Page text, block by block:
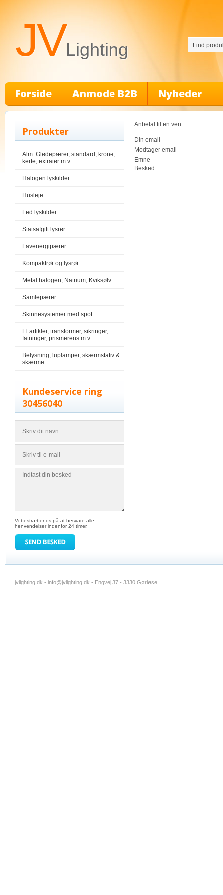
JVLighting
Forside Anmode B2B Nyheder
Produkter
Alm. Glødepærer, standard, krone,
kerte, extraiør m.v.
Halogen lyskilder
Husleje
Led lyskilder
Statsafgift lysrør
Lavenergipærer
Kompaktrør og lysrør
Metal halogen, Natrium, Kviksølv
Samlepærer
Skinnesystemer med spot
El artikler, transformer, sikringer,
fatninger, prismerens m.v
Belysning, luplamper, skærmstativ &
skærme
Kundeservice ring
30456040
Vi bestræber os på at besvare alle
henvendelser indenfor 24 timer.
Anbefal til en ven
Din email
Modtager email
Emne
Besked
jvlighting.dk - info@jvlighting.dk - Engvej 37 - 3330 Gørløse